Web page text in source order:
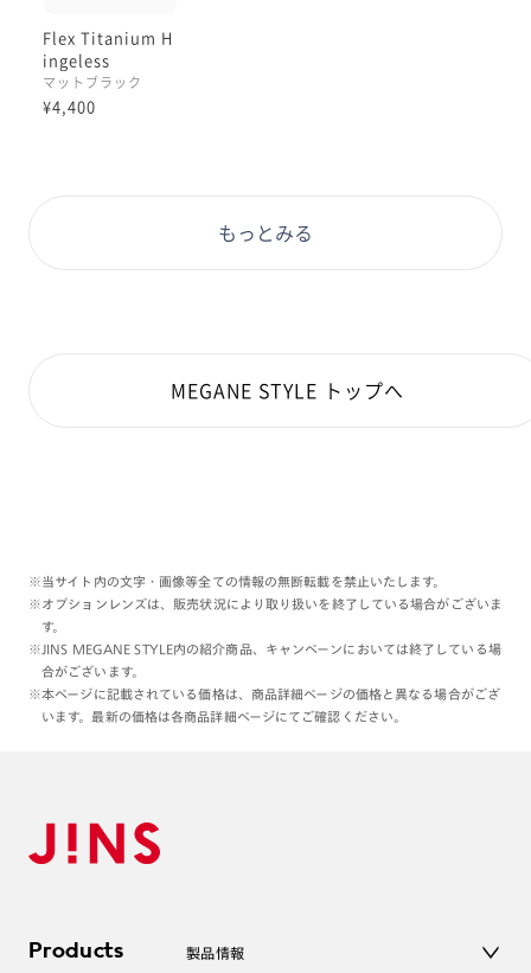
Flex Titanium H
ingeless
マットブラック
¥4,400
もっとみる
MEGANE STYLE トップへ
※当サイト内の文字・画像等全ての情報の無断転載を禁止いたします。
※オプションレンズは、販売状況により取り扱いを終了している場合がございま
す。
※JINS MEGANE STYLE内の紹介商品、キャンペーンにおいては終了している場
合がございます。
※本ページに記載されている価格は、商品詳細ページの価格と異なる場合がござ
います。最新の価格は各商品詳細ページにてご確認ください。
Products 製品情報